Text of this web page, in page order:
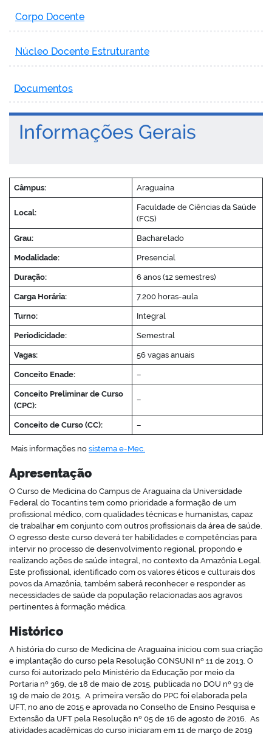
portal
Corpo Docente
Núcleo Docente Estruturante
Documentos
Informações Gerais
Câmpus: Araguaína
Local:
Faculdade de Ciências da Saúde
(FCS)
Grau: Bacharelado
Modalidade: Presencial
Duração: 6 anos (12 semestres)
Carga Horária: 7.200 horas-aula
Turno: Integral
Periodicidade: Semestral
Vagas: 56 vagas anuais
Conceito Enade: –
Conceito Preliminar de Curso
(CPC):
–
Conceito de Curso (CC): –
Mais informações no sistema e-Mec.
Apresentação
O Curso de Medicina do Campus de Araguaína da Universidade
Federal do Tocantins tem como prioridade a formação de um
profissional médico, com qualidades técnicas e humanistas, capaz
de trabalhar em conjunto com outros profissionais da área de saúde.
O egresso deste curso deverá ter habilidades e competências para
intervir no processo de desenvolvimento regional, propondo e
realizando ações de saúde integral, no contexto da Amazônia Legal.
Este profissional, identificado com os valores éticos e culturais dos
povos da Amazônia, também saberá reconhecer e responder as
necessidades de saúde da população relacionadas aos agravos
pertinentes à formação médica.
Histórico
A história do curso de Medicina de Araguaína iniciou com sua criação
e implantação do curso pela Resolução CONSUNI nº 11 de 2013. O
curso foi autorizado pelo Ministério da Educação por meio da
Portaria nº 369, de 18 de maio de 2015, publicada no DOU nº 93 de
19 de maio de 2015. A primeira versão do PPC foi elaborada pela
UFT, no ano de 2015 e aprovada no Conselho de Ensino Pesquisa e
Extensão da UFT pela Resolução nº 05 de 16 de agosto de 2016. As
atividades acadêmicas do curso iniciaram em 11 de março de 2019